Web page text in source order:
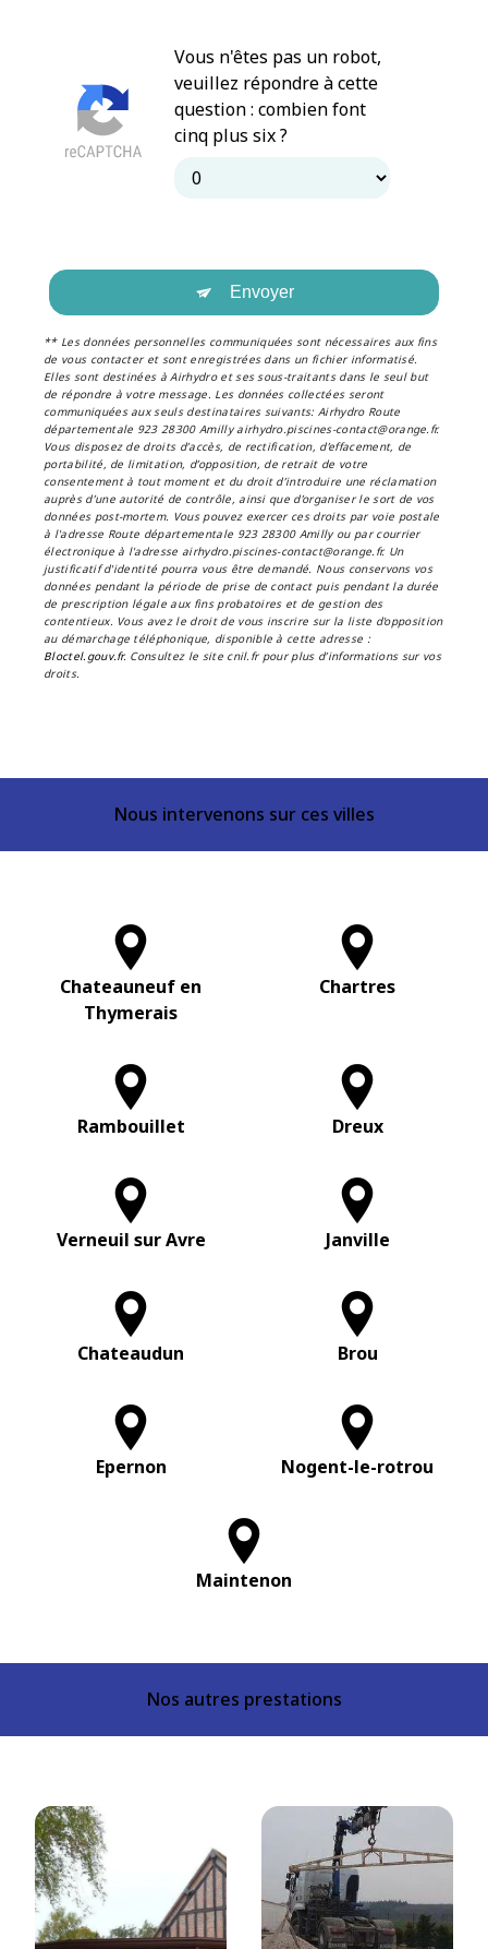
Vous n'êtes pas un robot,
veuillez répondre à cette
question : combien font
cinq plus six ?
Envoyer
** Les données personnelles communiquées sont nécessaires aux fins
de vous contacter et sont enregistrées dans un fichier informatisé.
Elles sont destinées à Airhydro et ses sous-traitants dans le seul but
de répondre à votre message. Les données collectées seront
communiquées aux seuls destinataires suivants: Airhydro Route
départementale 923 28300 Amilly airhydro.piscines-contact@orange.fr.
Vous disposez de droits d’accès, de rectification, d’effacement, de
portabilité, de limitation, d’opposition, de retrait de votre
consentement à tout moment et du droit d’introduire une réclamation
auprès d’une autorité de contrôle, ainsi que d’organiser le sort de vos
données post-mortem. Vous pouvez exercer ces droits par voie postale
à l'adresse Route départementale 923 28300 Amilly ou par courrier
électronique à l'adresse airhydro.piscines-contact@orange.fr. Un
justificatif d'identité pourra vous être demandé. Nous conservons vos
données pendant la période de prise de contact puis pendant la durée
de prescription légale aux fins probatoires et de gestion des
contentieux. Vous avez le droit de vous inscrire sur la liste d'opposition
au démarchage téléphonique, disponible à cette adresse :
Bloctel.gouv.fr. Consultez le site cnil.fr pour plus d’informations sur vos
droits.
Nous intervenons sur ces villes
Chateauneuf en
Thymerais
Chartres
Rambouillet Dreux
Verneuil sur Avre Janville
Chateaudun Brou
Epernon Nogent-le-rotrou
Maintenon
Nos autres prestations